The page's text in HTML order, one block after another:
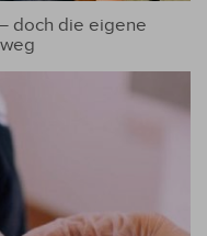
doch die eigene